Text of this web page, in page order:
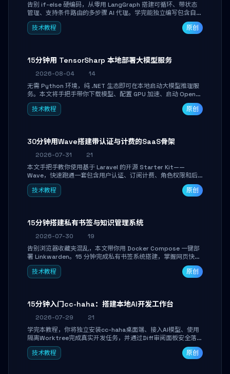
告别 if-else 硬编码，从零用 LangGraph 搭建可循环、带状态
管理、支持条件路由的多步骤 AI 代理。学完能独立编写包含自动
决策、工具调用和持久化状态的复杂工作流，并避开递归溢出、
状态丢失等常见坑点。
技术教程 原创
15分钟用 TensorSharp 本地部署大模型服务
2026-08-04
14
无需 Python 环境，纯 .NET 生态即可在本地启动大模型推理服
务。本文将手把手带你下载模型、配置 GPU 加速、启动 OpenAI
兼容 API，并在 C# 业务代码中无缝调用。数据不出网，零门槛
搞定本地 LLM 部署。
技术教程 原创
30分钟用Wave搭建带认证与计费的SaaS骨架
2026-07-31
21
本文手把手教你使用基于 Laravel 的开源 Starter Kit——
Wave，快速跑通一套包含用户认证、订阅计费、角色权限和后
台管理的完整 SaaS 骨架。附带 Stripe 测试支付对接与自定义
业务页面开发实战，助你省去重复基建时间，将精力聚焦于核心
技术教程 原创
15分钟搭建私有书签与知识管理系统
2026-07-30
19
告别浏览器收藏夹混乱，本文带你用 Docker Compose 一键部
署 Linkwarden。15 分钟完成私有书签系统搭建，掌握网页快照
归档、高亮批注、分类管理与全文搜索。适合开发者与知识工作
者打造个人知识库，资料统一归档，随时检索。
技术教程 原创
15分钟入门cc-haha：搭建本地AI开发工作台
2026-07-29
21
学完本教程，你将独立安装cc-haha桌面端、接入AI模型、使用
隔离Worktree完成真实开发任务，并通过Diff审阅面板安全落地
AI代码改写。告别终端黑盒操作，让AI在沙箱环境中工作，你只
做审阅和决策。
技术教程 原创